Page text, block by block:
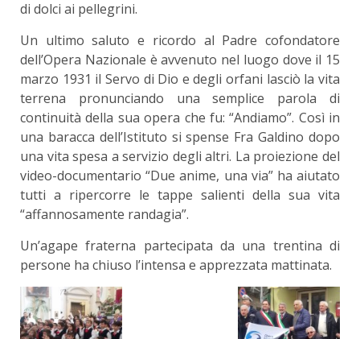
di dolci ai pellegrini.
Un ultimo saluto e ricordo al Padre cofondatore
dell’Opera Nazionale è avvenuto nel luogo dove il 15
marzo 1931 il Servo di Dio e degli orfani lasciò la vita
terrena pronunciando una semplice parola di
continuità della sua opera che fu: “Andiamo”. Così in
una baracca dell’Istituto si spense Fra Galdino dopo
una vita spesa a servizio degli altri. La proiezione del
video-documentario “Due anime, una via” ha aiutato
tutti a ripercorre le tappe salienti della sua vita
“affannosamente randagia”.
Un’agape fraterna partecipata da una trentina di
persone ha chiuso l’intensa e apprezzata mattinata.